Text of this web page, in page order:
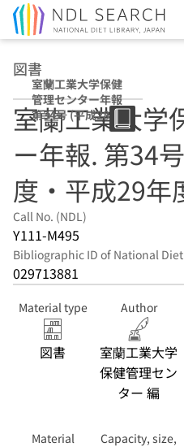
図書
室蘭工業大学保健
管理センター年報
第34号 (平成28年
度・平成29年度)
室蘭工業大学
ー年報. 第34
度・平成29年
Call No. (NDL)
Y111-M495
Bibliographic ID of National
029713881
Material type
図書
Author
室蘭工業大学
保健管理セン
ター 編
Material
Capacity, size,